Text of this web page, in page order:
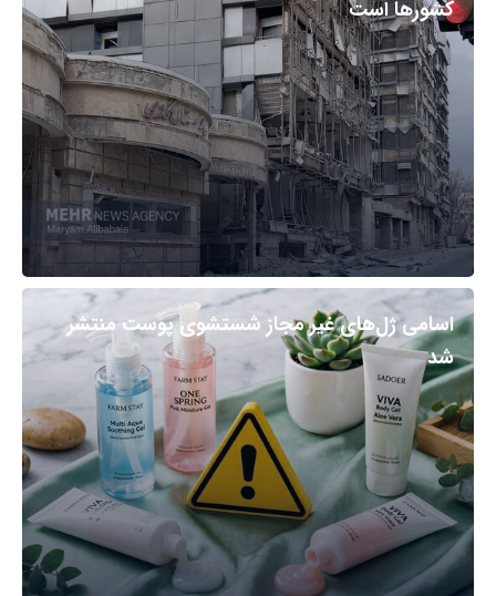
کشورها است
اسامی ژل‌های غیر مجاز شستشوی پوست منتشر
شد